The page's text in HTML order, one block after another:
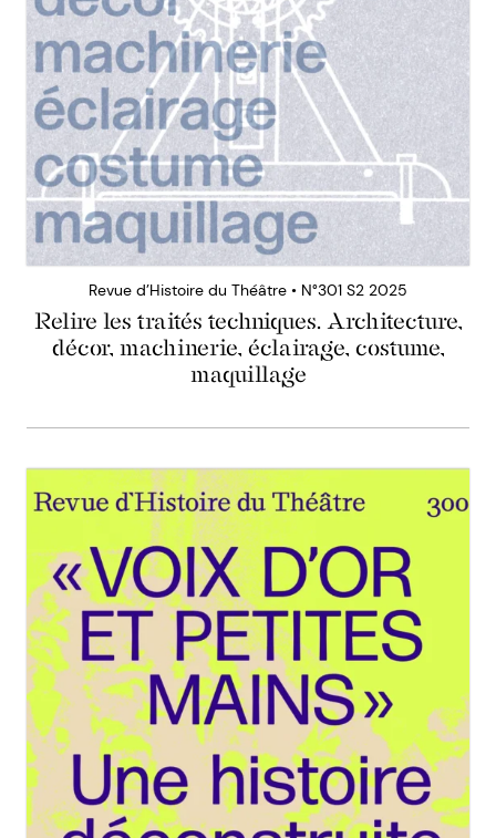
Revue d’Histoire du Théâtre • N°301 S2 2025
Relire les traités techniques. Architecture,
décor, machinerie, éclairage, costume,
maquillage